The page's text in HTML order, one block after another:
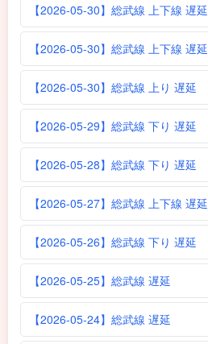
【2026-05-30】総武線 上下線 遅延
【2026-05-30】総武線 上下線 遅延
【2026-05-30】総武線 上り 遅延
【2026-05-29】総武線 下り 遅延
【2026-05-28】総武線 下り 遅延
【2026-05-27】総武線 上下線 遅延
【2026-05-26】総武線 下り 遅延
【2026-05-25】総武線 遅延
【2026-05-24】総武線 遅延